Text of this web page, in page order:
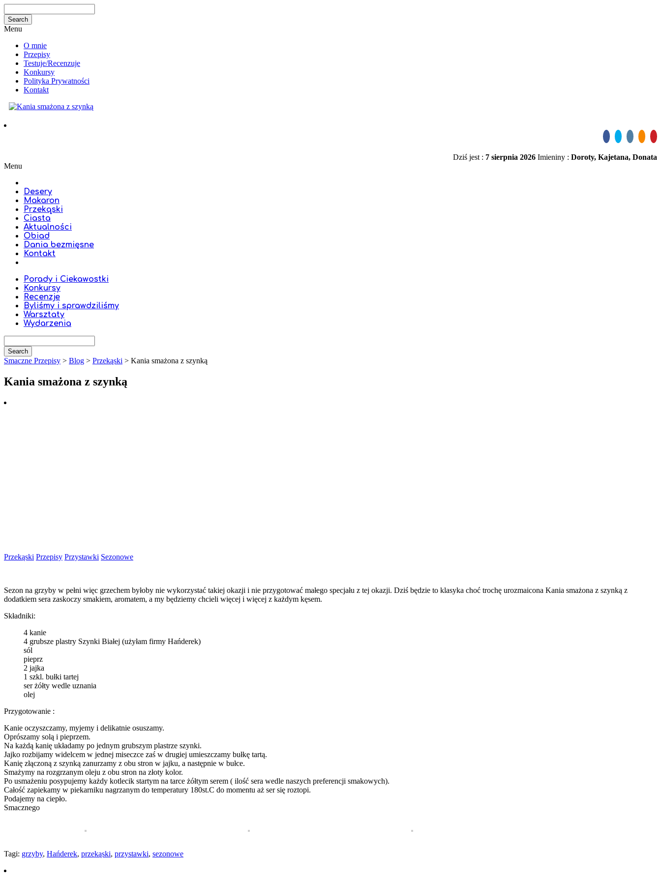
Menu
O mnie
Przepisy
Testuje/Recenzuje
Konkursy
Polityka Prywatności
Kontakt
Dziś jest : 7 sierpnia 2026 Imieniny : Doroty, Kajetana, Donata
Menu
Desery
Makaron
Przekąski
Ciasta
Aktualności
Obiad
Dania bezmięsne
Kontakt
Porady i Ciekawostki
Konkursy
Recenzje
Byliśmy i sprawdziliśmy
Warsztaty
Wydarzenia
Smaczne Przepisy > Blog > Przekąski > Kania smażona z szynką
Kania smażona z szynką
Przekąski Przepisy Przystawki Sezonowe
Sezon na grzyby w pełni więc grzechem byłoby nie wykorzystać takiej okazji i nie przygotować małego specjału z tej okazji. Dziś będzie to klasyka choć trochę urozmaicona Kania smażona z szynką z
dodatkiem sera zaskoczy smakiem, aromatem, a my będziemy chcieli więcej i więcej z każdym kęsem.
Składniki:
4 kanie
4 grubsze plastry Szynki Białej (użyłam firmy Hańderek)
sól
pieprz
2 jajka
1 szkl. bułki tartej
ser żółty wedle uznania
olej
Przygotowanie :
Kanie oczyszczamy, myjemy i delikatnie osuszamy.
Oprószamy solą i pieprzem.
Na każdą kanię układamy po jednym grubszym plastrze szynki.
Jajko rozbijamy widelcem w jednej miseczce zaś w drugiej umieszczamy bułkę tartą.
Kanię złączoną z szynką zanurzamy z obu stron w jajku, a następnie w bułce.
Smażymy na rozgrzanym oleju z obu stron na złoty kolor.
Po usmażeniu posypujemy każdy kotlecik startym na tarce żółtym serem ( ilość sera wedle naszych preferencji smakowych).
Całość zapiekamy w piekarniku nagrzanym do temperatury 180st.C do momentu aż ser się roztopi.
Podajemy na ciepło.
Smacznego
Tagi: grzyby, Hańderek, przekąski, przystawki, sezonowe